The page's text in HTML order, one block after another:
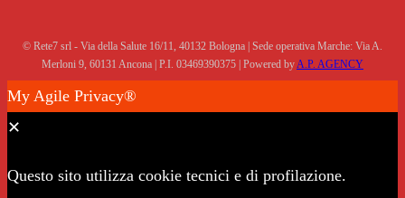
© Rete7 srl - Via della Salute 16/11, 40132 Bologna | Sede operativa Marche: Via A.
Merloni 9, 60131 Ancona | P.I. 03469390375 | Powered by A.P. AGENCY
My Agile Privacy®
✕
Questo sito utilizza cookie tecnici e di profilazione.